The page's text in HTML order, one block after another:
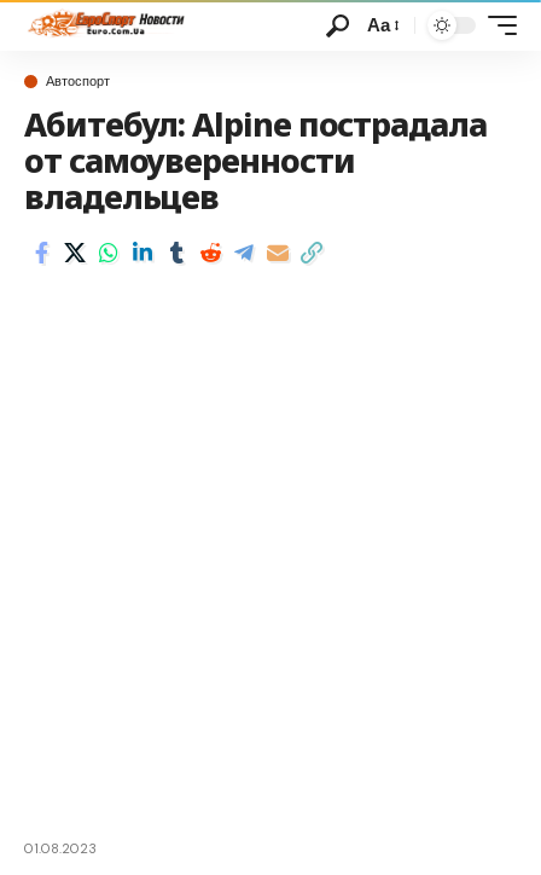
Аа
Автоспорт
Абитебул: Alpine пострадала
от самоуверенности
владельцев
01.08.2023